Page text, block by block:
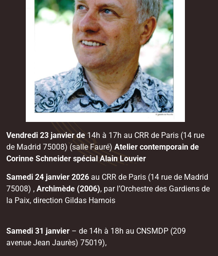
Vendredi 23 janvier de 14h à 17h au CRR de Paris (14 rue
de Madrid 75008) (salle Fauré) Atelier contemporain de
Corinne Schneider spécial Alain Louvier
Samedi 24 janvier 2026 au CRR de Paris (14 rue de Madrid
75008) , Archimède (2006), par l’Orchestre des Gardiens de
la Paix, direction Gildas Harnois
Samedi 31 janvier – de 14h à 18h au CNSMDP (209
avenue Jean Jaurès) 75019),